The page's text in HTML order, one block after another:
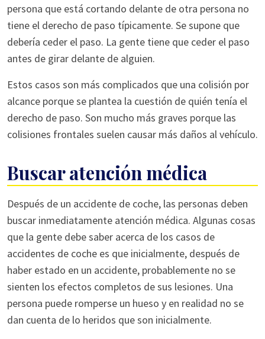
persona que está cortando delante de otra persona no
tiene el derecho de paso típicamente. Se supone que
debería ceder el paso. La gente tiene que ceder el paso
antes de girar delante de alguien.
Estos casos son más complicados que una colisión por
alcance porque se plantea la cuestión de quién tenía el
derecho de paso. Son mucho más graves porque las
colisiones frontales suelen causar más daños al vehículo.
Buscar atención médica
Después de un accidente de coche, las personas deben
buscar inmediatamente atención médica. Algunas cosas
que la gente debe saber acerca de los casos de
accidentes de coche es que inicialmente, después de
haber estado en un accidente, probablemente no se
sienten los efectos completos de sus lesiones. Una
persona puede romperse un hueso y en realidad no se
dan cuenta de lo heridos que son inicialmente.